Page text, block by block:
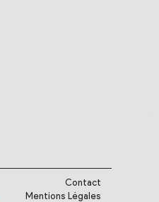
Contact
Mentions Légales